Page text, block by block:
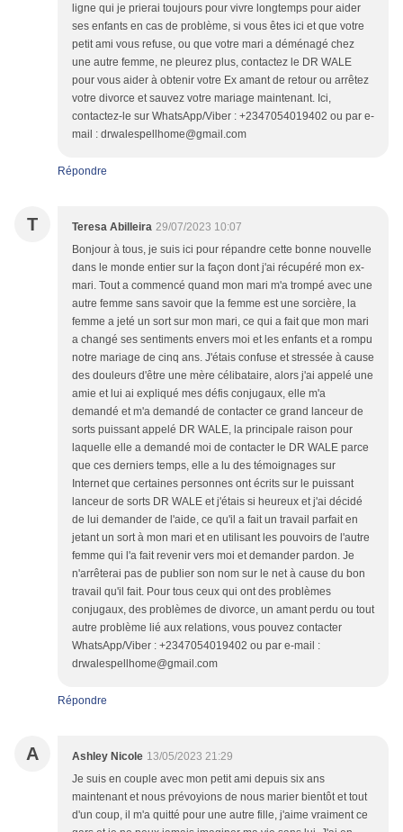
ligne qui je prierai toujours pour vivre longtemps pour aider
ses enfants en cas de problème, si vous êtes ici et que votre
petit ami vous refuse, ou que votre mari a déménagé chez
une autre femme, ne pleurez plus, contactez le DR WALE
pour vous aider à obtenir votre Ex amant de retour ou arrêtez
votre divorce et sauvez votre mariage maintenant. Ici,
contactez-le sur WhatsApp/Viber : +2347054019402 ou par e-
mail : drwalespellhome@gmail.com
Répondre
T Teresa Abilleira 29/07/2023 10:07
Bonjour à tous, je suis ici pour répandre cette bonne nouvelle
dans le monde entier sur la façon dont j'ai récupéré mon ex-
mari. Tout a commencé quand mon mari m'a trompé avec une
autre femme sans savoir que la femme est une sorcière, la
femme a jeté un sort sur mon mari, ce qui a fait que mon mari
a changé ses sentiments envers moi et les enfants et a rompu
notre mariage de cinq ans. J'étais confuse et stressée à cause
des douleurs d'être une mère célibataire, alors j'ai appelé une
amie et lui ai expliqué mes défis conjugaux, elle m'a
demandé et m'a demandé de contacter ce grand lanceur de
sorts puissant appelé DR WALE, la principale raison pour
laquelle elle a demandé moi de contacter le DR WALE parce
que ces derniers temps, elle a lu des témoignages sur
Internet que certaines personnes ont écrits sur le puissant
lanceur de sorts DR WALE et j'étais si heureux et j'ai décidé
de lui demander de l'aide, ce qu'il a fait un travail parfait en
jetant un sort à mon mari et en utilisant les pouvoirs de l'autre
femme qui l'a fait revenir vers moi et demander pardon. Je
n'arrêterai pas de publier son nom sur le net à cause du bon
travail qu'il fait. Pour tous ceux qui ont des problèmes
conjugaux, des problèmes de divorce, un amant perdu ou tout
autre problème lié aux relations, vous pouvez contacter
WhatsApp/Viber : +2347054019402 ou par e-mail :
drwalespellhome@gmail.com
Répondre
A Ashley Nicole 13/05/2023 21:29
Je suis en couple avec mon petit ami depuis six ans
maintenant et nous prévoyions de nous marier bientôt et tout
d'un coup, il m'a quitté pour une autre fille, j'aime vraiment ce